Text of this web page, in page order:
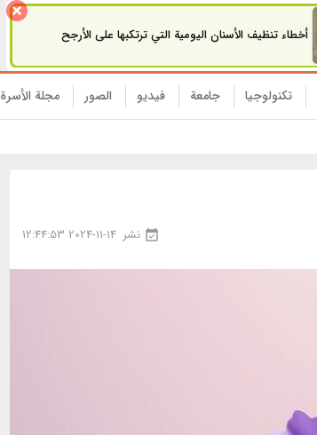
أخطاء تنظيف الأسنان اليومية التي ترتكبها على الأرجح
تکنولوجیا جامعة فیدیو الصور مجلة الأسرة
نشر 2024-11-14 12:44:53